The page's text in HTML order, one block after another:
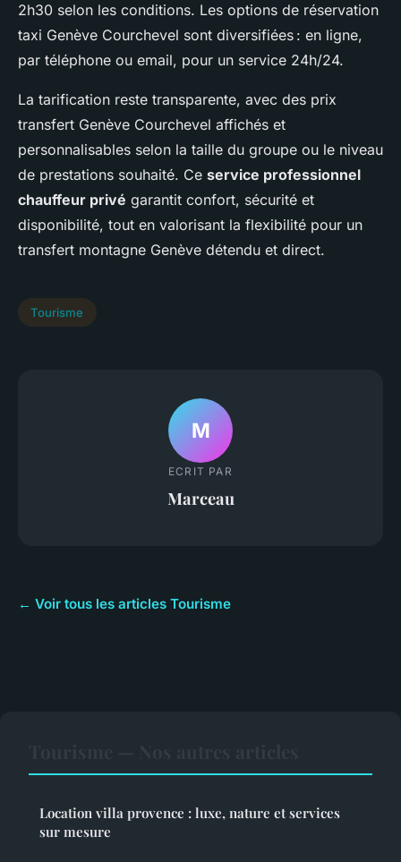
2h30 selon les conditions. Les options de réservation
taxi Genève Courchevel sont diversifiées : en ligne,
par téléphone ou email, pour un service 24h/24.
La tarification reste transparente, avec des prix
transfert Genève Courchevel affichés et
personnalisables selon la taille du groupe ou le niveau
de prestations souhaité. Ce service professionnel
chauffeur privé garantit confort, sécurité et
disponibilité, tout en valorisant la flexibilité pour un
transfert montagne Genève détendu et direct.
Tourisme
M
ECRIT PAR
Marceau
← Voir tous les articles Tourisme
Location villa provence : luxe, nature et services
sur mesure